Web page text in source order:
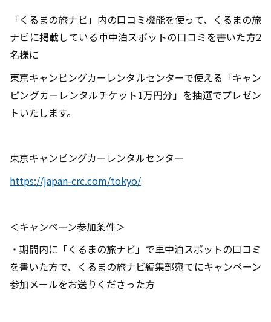
「くるまの旅ナビ」内の口コミ機能を使って、くるまの旅
ナビに掲載している車中泊スポットの口コミを書いた方2
名様に
東京キャンピングカーレンタルセンターで使える「キャン
ピングカーレンタルチケット1万円分」を抽選でプレゼン
トいたします。
東京キャンピングカーレンタルセンター
https://japan-crc.com/tokyo/
＜キャンペーン参加条件＞
・期間内に「くるまの旅ナビ」で車中泊スポットの口コミ
を書いた方で、くるまの旅ナビ編集部宛てにキャンペーン
参加メールをお送りくださった方